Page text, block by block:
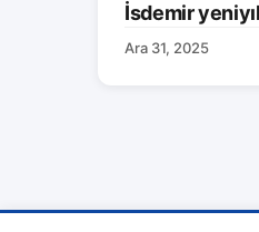
İsdemir
Ara 31, 2025